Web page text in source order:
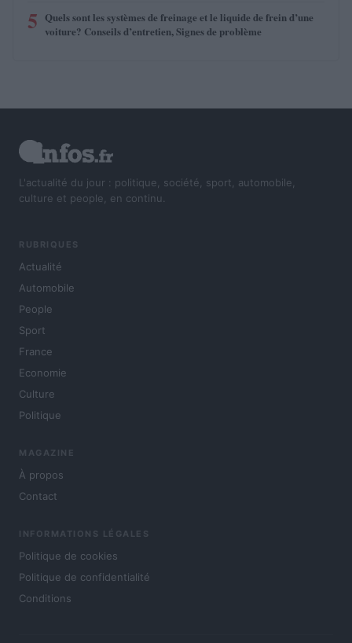
5 Quels sont les systèmes de freinage et le liquide de frein d’une
voiture? Conseils d’entretien, Signes de problème
L'actualité du jour : politique, société, sport, automobile,
culture et people, en continu.
RUBRIQUES
Actualité
Automobile
People
Sport
France
Economie
Culture
Politique
MAGAZINE
À propos
Contact
INFORMATIONS LÉGALES
Politique de cookies
Politique de confidentialité
Conditions